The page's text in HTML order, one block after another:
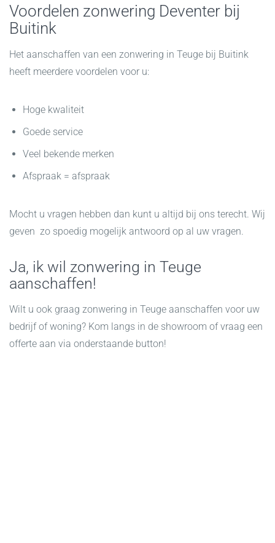
Voordelen zonwering Deventer bij
Buitink
Het aanschaffen van een zonwering in Teuge bij Buitink
heeft meerdere voordelen voor u:
Hoge kwaliteit
Goede service
Veel bekende merken
Afspraak = afspraak
Mocht u vragen hebben dan kunt u altijd bij ons terecht. Wij
geven zo spoedig mogelijk antwoord op al uw vragen.
Ja, ik wil zonwering in Teuge
aanschaffen!
Wilt u ook graag zonwering in Teuge aanschaffen voor uw
bedrijf of woning? Kom langs in de showroom of vraag een
offerte aan via onderstaande button!